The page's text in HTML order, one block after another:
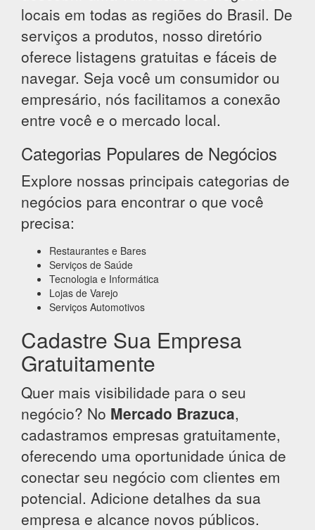
locais em todas as regiões do Brasil. De
serviços a produtos, nosso diretório
oferece listagens gratuitas e fáceis de
navegar. Seja você um consumidor ou
empresário, nós facilitamos a conexão
entre você e o mercado local.
Categorias Populares de Negócios
Explore nossas principais categorias de
negócios para encontrar o que você
precisa:
Restaurantes e Bares
Serviços de Saúde
Tecnologia e Informática
Lojas de Varejo
Serviços Automotivos
Cadastre Sua Empresa
Gratuitamente
Quer mais visibilidade para o seu
negócio? No Mercado Brazuca,
cadastramos empresas gratuitamente,
oferecendo uma oportunidade única de
conectar seu negócio com clientes em
potencial. Adicione detalhes da sua
empresa e alcance novos públicos.